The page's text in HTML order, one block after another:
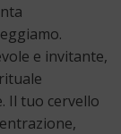
e invitante,
Il tuo cervello